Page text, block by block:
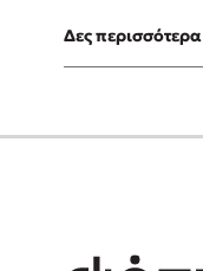
Upmarket
Young Adult
Δες περισσότερα